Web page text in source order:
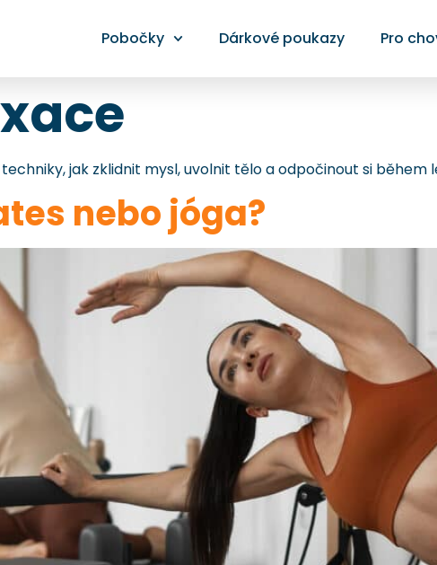
Pobočky Dárkové poukazy Pro
jak zklidnit mysl, uvolnit tělo a odpočinout si během
nebo jóga?